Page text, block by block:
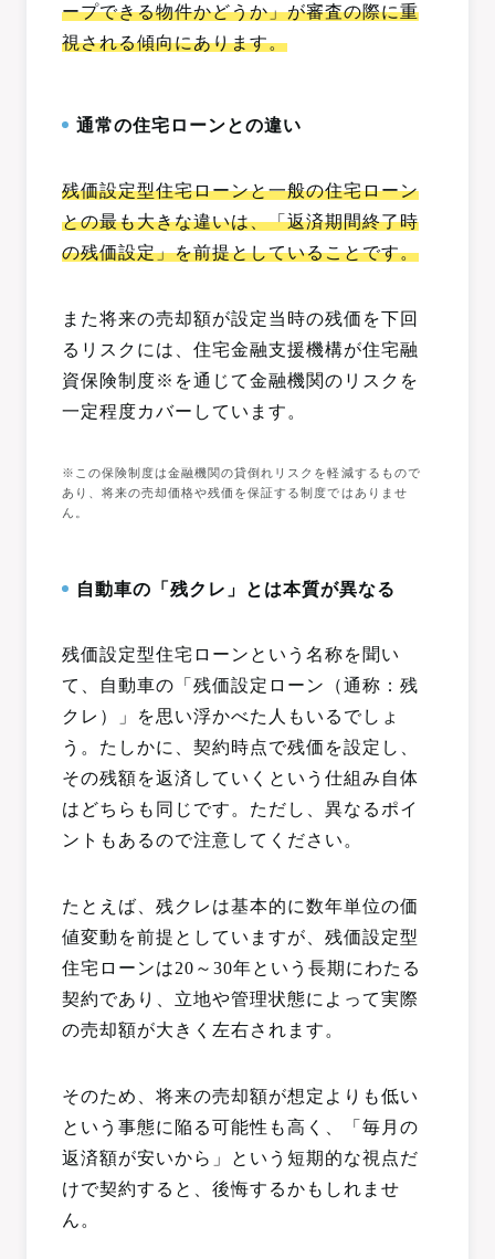
ープできる物件かどうか」が審査の際に重
視される傾向にあります。
通常の住宅ローンとの違い
残価設定型住宅ローンと一般の住宅ローン
との最も大きな違いは、「返済期間終了時
の残価設定」を前提としていることです。
また将来の売却額が設定当時の残価を下回
るリスクには、住宅金融支援機構が住宅融
資保険制度※を通じて金融機関のリスクを
一定程度カバーしています。
※この保険制度は金融機関の貸倒れリスクを軽減するもので
あり、将来の売却価格や残価を保証する制度ではありませ
ん。
自動車の「残クレ」とは本質が異なる
残価設定型住宅ローンという名称を聞い
て、自動車の「残価設定ローン（通称：残
クレ）」を思い浮かべた人もいるでしょ
う。たしかに、契約時点で残価を設定し、
その残額を返済していくという仕組み自体
はどちらも同じです。ただし、異なるポイ
ントもあるので注意してください。
たとえば、残クレは基本的に数年単位の価
値変動を前提としていますが、残価設定型
住宅ローンは20～30年という長期にわたる
契約であり、立地や管理状態によって実際
の売却額が大きく左右されます。
そのため、将来の売却額が想定よりも低い
という事態に陥る可能性も高く、「毎月の
返済額が安いから」という短期的な視点だ
けで契約すると、後悔するかもしれませ
ん。